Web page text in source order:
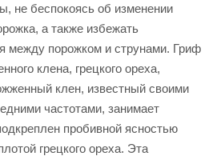
не беспокоясь об изменении
а также избежать
между порожком и струнами. Гриф
клена, грецкого ореха,
клен, известный своими
частотами, занимает
пробивной ясностью
грецкого ореха. Эта